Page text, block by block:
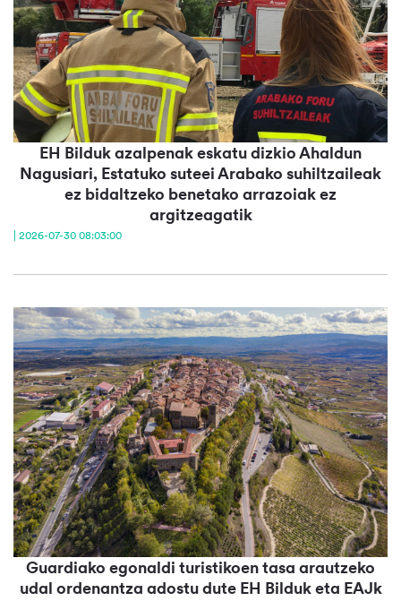
EH Bilduk azalpenak eskatu dizkio Ahaldun
Nagusiari, Estatuko suteei Arabako suhiltzaileak
ez bidaltzeko benetako arrazoiak ez
argitzeagatik
| 2026-07-30 08:03:00
Guardiako egonaldi turistikoen tasa arautzeko
udal ordenantza adostu dute EH Bilduk eta EAJk